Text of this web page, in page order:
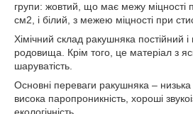
групи: жовтий, що має межу міцності
см2 , і білий, з межею міцності при
Хімічний склад ракушняка постійний і
родовища. Крім того, це матеріал з
шаруватість.
Основні переваги ракушняка – низька
висока паропроникність, хороші